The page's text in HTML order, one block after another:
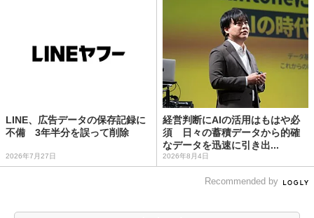
LINE、広告データの保存記録に
不備 3年半分を誤って削除
2026年7月27日
経営判断にAIの活用はもはや必
須 日々の蓄積データから的確
なデータを迅速に引き出...
2026年8月4日
Recommended by